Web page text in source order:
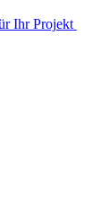
Ihr Projekt